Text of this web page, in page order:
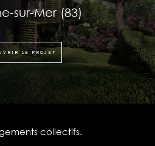
sur-Mer(83)
LE PROJET
collectifs.